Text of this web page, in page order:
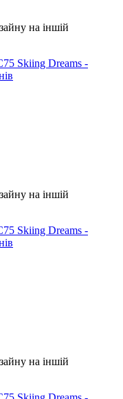
на іншій
на іншій
на іншій